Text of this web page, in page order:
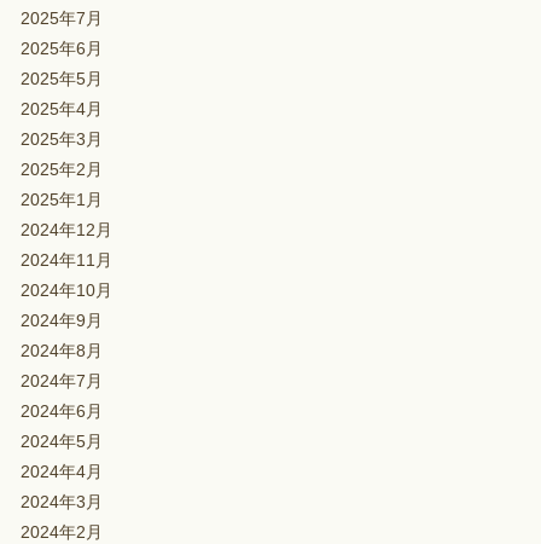
2025年7月
2025年6月
2025年5月
2025年4月
2025年3月
2025年2月
2025年1月
2024年12月
2024年11月
2024年10月
2024年9月
2024年8月
2024年7月
2024年6月
2024年5月
2024年4月
2024年3月
2024年2月